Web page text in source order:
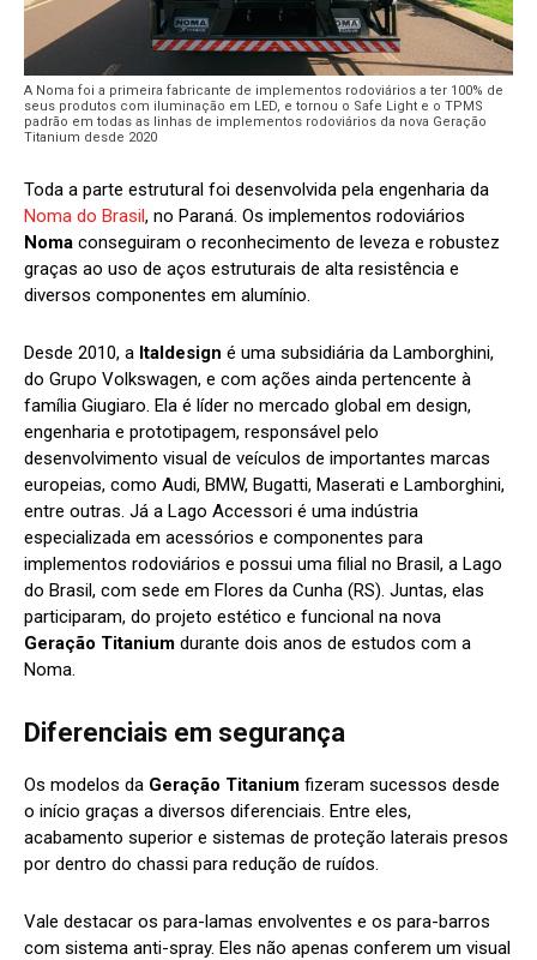
A Noma foi a primeira fabricante de implementos rodoviários a ter 100% de
seus produtos com iluminação em LED, e tornou o Safe Light e o TPMS
padrão em todas as linhas de implementos rodoviários da nova Geração
Titanium desde 2020
Toda a parte estrutural foi desenvolvida pela engenharia da
Noma do Brasil, no Paraná. Os implementos rodoviários
Noma conseguiram o reconhecimento de leveza e robustez
graças ao uso de aços estruturais de alta resistência e
diversos componentes em alumínio.
Desde 2010, a Italdesign é uma subsidiária da Lamborghini,
do Grupo Volkswagen, e com ações ainda pertencente à
família Giugiaro. Ela é líder no mercado global em design,
engenharia e prototipagem, responsável pelo
desenvolvimento visual de veículos de importantes marcas
europeias, como Audi, BMW, Bugatti, Maserati e Lamborghini,
entre outras. Já a Lago Accessori é uma indústria
especializada em acessórios e componentes para
implementos rodoviários e possui uma filial no Brasil, a Lago
do Brasil, com sede em Flores da Cunha (RS). Juntas, elas
participaram, do projeto estético e funcional na nova
Geração Titanium durante dois anos de estudos com a
Noma.
Diferenciais em segurança
Os modelos da Geração Titanium fizeram sucessos desde
o início graças a diversos diferenciais. Entre eles,
acabamento superior e sistemas de proteção laterais presos
por dentro do chassi para redução de ruídos.
Vale destacar os para-lamas envolventes e os para-barros
com sistema anti-spray. Eles não apenas conferem um visual